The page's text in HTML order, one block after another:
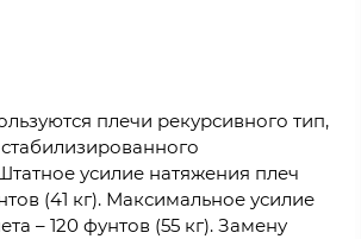
плечи рекурсивного тип,
усилие натяжения плеч
(41 кг). Максимальное усилие
– 120 фунтов (55 кг). Замену